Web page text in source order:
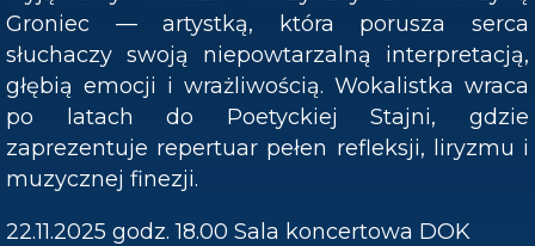
Groniec — artystką, która porusza serca
słuchaczy swoją niepowtarzalną interpretacją,
głębią emocji i wrażliwością. Wokalistka wraca
po latach do Poetyckiej Stajni, gdzie
zaprezentuje repertuar pełen refleksji, liryzmu i
muzycznej finezji.
22.11.2025 godz. 18.00 Sala koncertowa DOK